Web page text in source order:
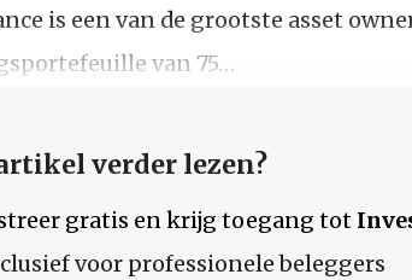
is een van de grootste asset
van 75…
verder lezen?
gratis en krijg toegang tot
voor professionele beleggers